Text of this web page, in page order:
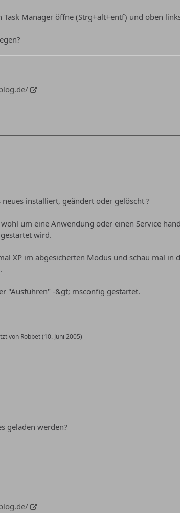
Task Manager öffne (Strg+alt+entf) und oben
installiert, geändert oder gelöscht ?
um eine Anwendung oder einen Service
wird.
XP im abgesicherten Modus und schau mal
"Ausführen" -&gt; msconfig gestartet.
von Robbet (10. Juni 2005)
geladen werden?